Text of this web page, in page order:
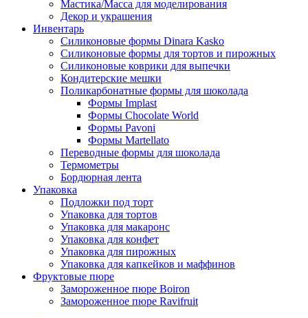
Мастика/Масса для моделирования
Декор и украшения
Инвентарь
Силиконовые формы Dinara Kasko
Силиконовые формы для тортов и пирожных
Силиконовые коврики для выпечки
Кондитерские мешки
Поликарбонатные формы для шоколада
Формы Implast
Формы Chocolate World
Формы Pavoni
Формы Martellato
Переводные формы для шоколада
Термометры
Бордюрная лента
Упаковка
Подложки под торт
Упаковка для тортов
Упаковка для макаронс
Упаковка для конфет
Упаковка для пирожных
Упаковка для капкейков и маффинов
Фруктовые пюре
Замороженное пюре Boiron
Замороженное пюре Ravifruit